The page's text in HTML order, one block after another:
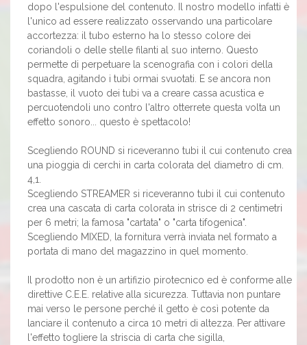
dopo l'espulsione del contenuto. Il nostro modello infatti è
l'unico ad essere realizzato osservando una particolare
accortezza: il tubo esterno ha lo stesso colore dei
coriandoli o delle stelle filanti al suo interno. Questo
permette di perpetuare la scenografia con i colori della
squadra, agitando i tubi ormai svuotati. E se ancora non
bastasse, il vuoto dei tubi va a creare cassa acustica e
percuotendoli uno contro l'altro otterrete questa volta un
effetto sonoro... questo è spettacolo!
Scegliendo ROUND si riceveranno tubi il cui contenuto crea
una pioggia di cerchi in carta colorata del diametro di cm.
4,1.
Scegliendo STREAMER si riceveranno tubi il cui contenuto
crea una cascata di carta colorata in strisce di 2 centimetri
per 6 metri; la famosa "cartata" o "carta tifogenica".
Scegliendo MIXED, la fornitura verrà inviata nel formato a
portata di mano del magazzino in quel momento.
Il prodotto non è un artifizio pirotecnico ed è conforme alle
direttive C.E.E. relative alla sicurezza. Tuttavia non puntare
mai verso le persone perché il getto è così potente da
lanciare il contenuto a circa 10 metri di altezza. Per attivare
l'effetto togliere la striscia di carta che sigilla,